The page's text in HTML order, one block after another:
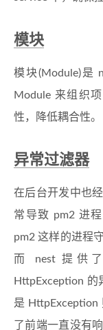
模块
模块(Module)是
Module 来组织
性，降低耦合性。
异常过滤器
在后台开发中也
常导致 pm2 进
pm2 这样的进程
而 nest 提供
HttpException
是 HttpException
了前端一直没有